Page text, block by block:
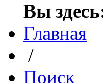
Вы
Главная
/
Поиск